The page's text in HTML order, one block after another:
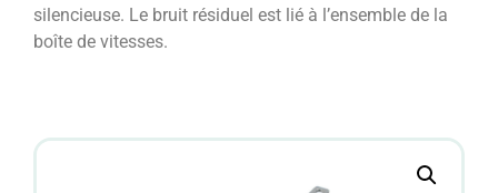
silencieuse. Le bruit résiduel est lié à l’ensemble de la
boîte de vitesses.